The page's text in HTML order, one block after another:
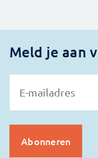
Meld je aan